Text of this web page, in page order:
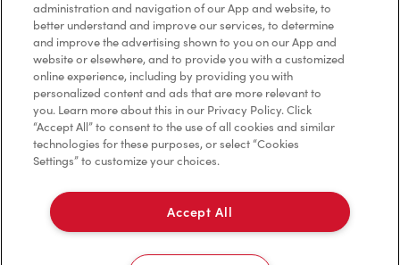
Marques de commerce
Accessibilité
Diagnostic
Contactez-nous
TM & © Tim Hortons, 2023
administration and navigation of our App and website, to
better understand and improve our services, to determine
and improve the advertising shown to you on our App and
website or elsewhere, and to provide you with a customized
online experience, including by providing you with
personalized content and ads that are more relevant to
you. Learn more about this in our Privacy Policy. Click
“Accept All” to consent to the use of all cookies and similar
technologies for these purposes, or select “Cookies
Settings” to customize your choices.
Accept All